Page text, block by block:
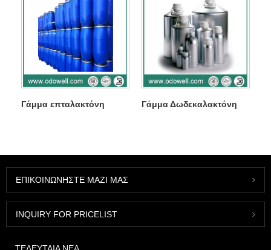
Γάμμα επταλακτόνη Γάμμα Δωδεκαλακτόνη
ΕΠΙΚΟΙΝΩΝΉΣΤΕ ΜΑΖΊ ΜΑΣ
INQUIRY FOR PRICELIST
ΤΕΛΕΥΤΑΊΑ ΝΈΑ